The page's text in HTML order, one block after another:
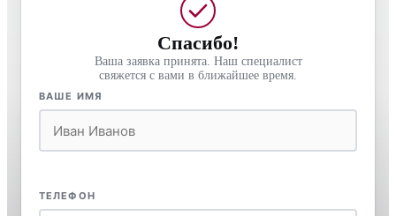
Спасибо!
Ваша заявка принята. Наш специалист
свяжется с вами в ближайшее время.
ВАШЕ ИМЯ
ТЕЛЕФОН